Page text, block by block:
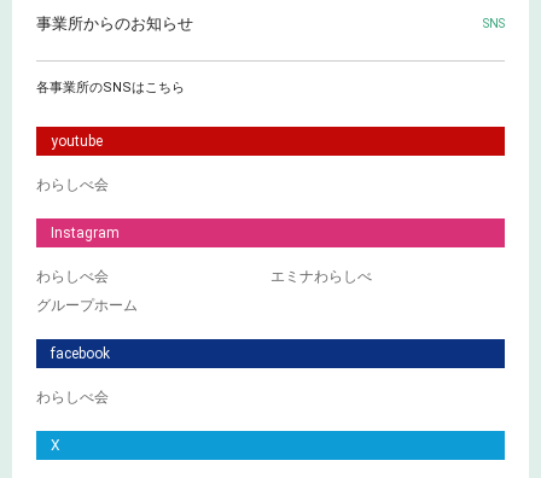
事業所からのお知らせ SNS
各事業所のSNSはこちら
youtube
わらしべ会
Instagram
わらしべ会
エミナわらしべ
グループホーム
facebook
わらしべ会
X